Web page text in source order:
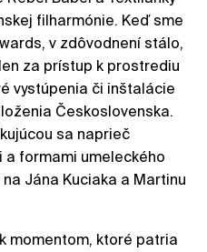
filharmónie. Keď sme
v zdôvodnení stálo,
za prístup k prostrediu
vystúpenia či inštalácie
Československa.
sa naprieč
a formami umeleckého
Jána Kuciaka a Martinu
momentom, ktoré patria